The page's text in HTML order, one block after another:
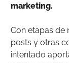
marketing.
Con etapas de
posts y otras
intentado